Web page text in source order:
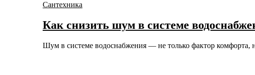
Сантехника
Как снизить шум в системе
Шум в системе водоснабжения — не только фактор